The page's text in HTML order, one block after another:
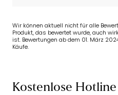
Wir können aktuell nicht für alle
Produkt, das bewertet wurde, auch
ist. Bewertungen ab dem 01. März
Käufe.
Kostenlose